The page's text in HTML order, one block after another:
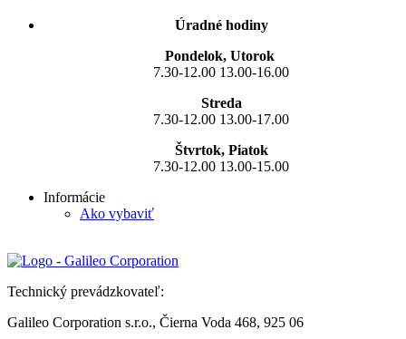
Úradné hodiny
Pondelok, Utorok
7.30-12.00 13.00-16.00
Streda
7.30-12.00 13.00-17.00
Štvrtok, Piatok
7.30-12.00 13.00-15.00
Informácie
Ako vybaviť
Technický prevádzkovateľ:
Galileo Corporation s.r.o., Čierna Voda 468, 925 06